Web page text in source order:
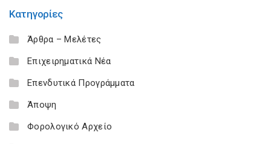
Κατηγορίες
Άρθρα – Μελέτες
Επιχειρηματικά Νέα
Επενδυτικά Προγράμματα
Άποψη
Φορολογικό Αρχείο